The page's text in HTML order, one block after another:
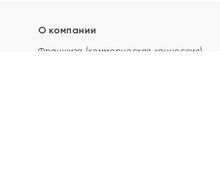
О компании
Франшиза (коммерческая концессия)